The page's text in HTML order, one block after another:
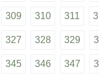
309 310 311
327 328 329
345 346 347